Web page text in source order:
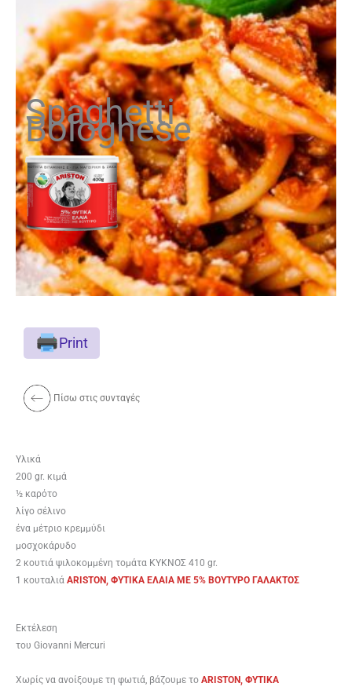
Spaghetti
Bolognese
Print
Πίσω στις συνταγές
Υλικά
200 gr. κιμά
½ καρότο
λίγο σέλινο
ένα μέτριο κρεμμύδι
μοσχοκάρυδο
2 κουτιά ψιλοκομμένη τομάτα ΚΥΚΝΟΣ 410 gr.
1 κουταλιά ARISTON, ΦΥΤΙΚΑ ΕΛΑΙΑ ME 5% BOYTYΡΟ ΓΑΛΑΚΤΟΣ
Εκτέλεση
του Gio­van­ni Mer­curi
Χωρίς να ανοίξουμε τη φωτιά, βάζουμε το ARISTON, ΦΥΤΙΚΑ